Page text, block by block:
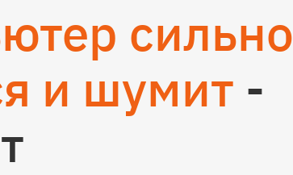
сильно
и шумит -